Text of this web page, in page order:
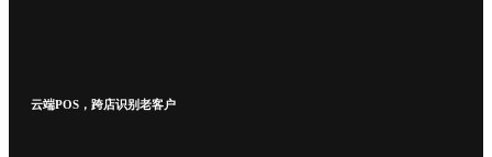
云端POS，跨店识别老客户